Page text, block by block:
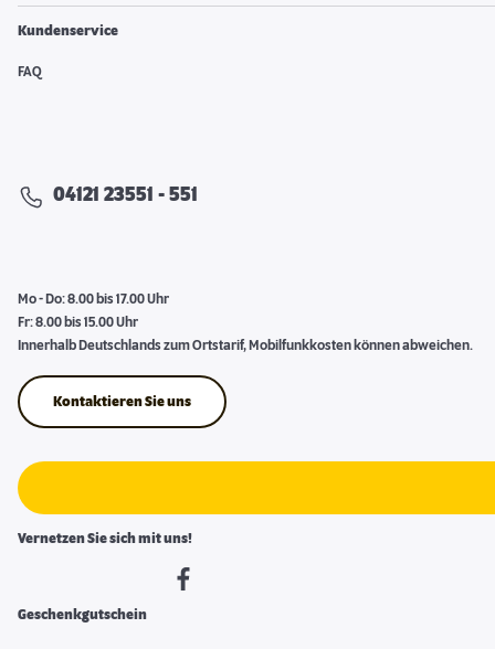
Kundenservice
FAQ
04121 23551 - 551
Mo - Do: 8.00 bis 17.00 Uhr
Fr: 8.00 bis 15.00 Uhr
Innerhalb Deutschlands zum Ortstarif, Mobilfunkkosten können abweichen.
Kontaktieren Sie uns
Vernetzen Sie sich mit uns!
Geschenkgutschein